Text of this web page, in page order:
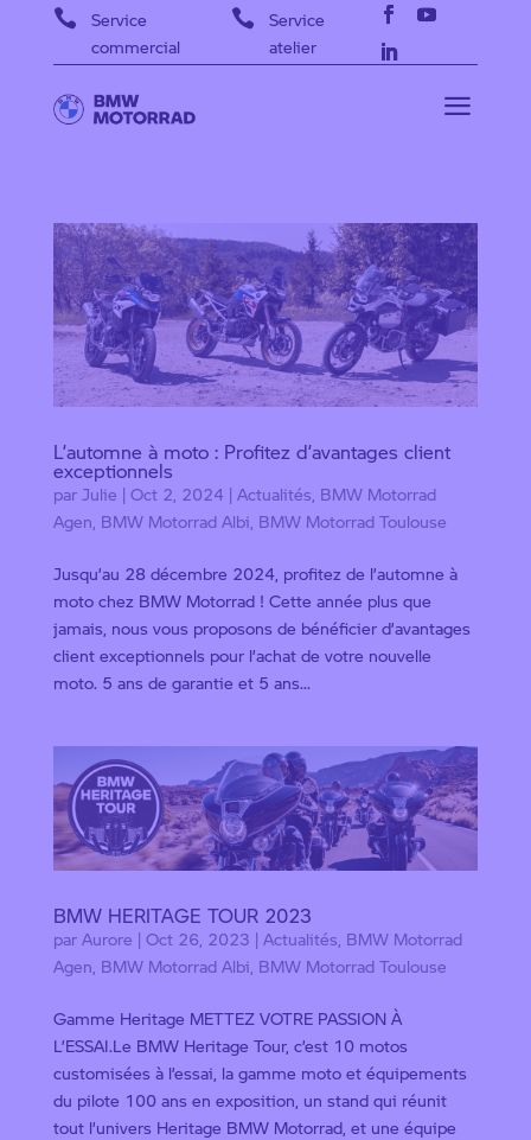

Service
commercial

Service
atelier
a
L’automne à moto : Profitez d’avantages client
exceptionnels
par Julie | Oct 2, 2024 | Actualités BMW Motorrad
Agen BMW Motorrad Albi BMW Motorrad Toulouse
Jusqu’au 28 décembre 2024, profitez de l’automne à
moto chez BMW Motorrad ! Cette année plus que
jamais, nous vous proposons de bénéficier d’avantages
client exceptionnels pour l’achat de votre nouvelle
moto. 5 ans de garantie et 5 ans...
BMW HERITAGE TOUR 2023
par Aurore | Oct 26, 2023 | Actualités BMW Motorrad
Agen BMW Motorrad Albi BMW Motorrad Toulouse
Gamme Heritage METTEZ VOTRE PASSION À
L’ESSAI.Le BMW Heritage Tour, c’est 10 motos
customisées à l’essai, la gamme moto et équipements
du pilote 100 ans en exposition, un stand qui réunit
tout l’univers Heritage BMW Motorrad, et une équipe